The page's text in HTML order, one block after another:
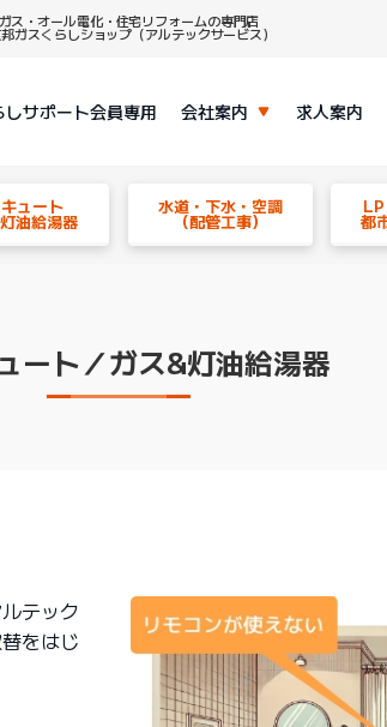
ス・オール電化・住宅リフォームの専門店
スくらしショップ（アルテックサービス）
しサポート会員専用 会社案内 求人案内
ュート
油給湯器
水道・下水・空調
（配管工事） 都
ート／ガス&灯油給湯器
テック
をはじ